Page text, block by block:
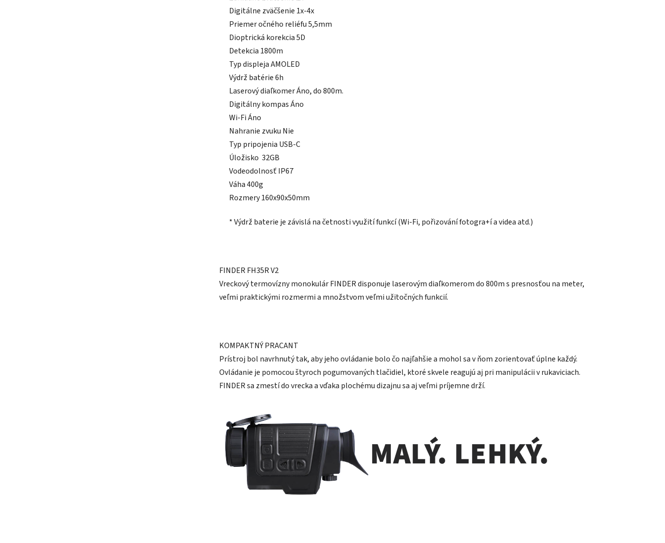
Digitálne zväčšenie 1x-4x
Priemer očného reliéfu 5,5mm
Dioptrická korekcia 5D
Detekcia 1800m
Typ displeja AMOLED
Výdrž batérie 6h
Laserový diaľkomer Áno, do 800m.
Digitálny kompas Áno
Wi-Fi Áno
Nahranie zvuku Nie
Typ pripojenia USB-C
Úložisko 32GB
Vodeodolnosť IP67
Váha 400g
Rozmery 160x90x50mm
* Výdrž baterie je závislá na četnosti využití funkcí (Wi-Fi, pořizování fotogra+í a videa atd.)
FINDER FH35R V2
Vreckový termovízny monokulár FINDER disponuje laserovým diaľkomerom do 800m s presnosťou na meter,
veľmi praktickými rozmermi a množstvom veľmi užitočných funkcií.
KOMPAKTNÝ PRACANT
Prístroj bol navrhnutý tak, aby jeho ovládanie bolo čo najľahšie a mohol sa v ňom zorientovať úplne každý.
Ovládanie je pomocou štyroch pogumovaných tlačidiel, ktoré skvele reagujú aj pri manipulácii v rukaviciach.
FINDER sa zmestí do vrecka a vďaka plochému dizajnu sa aj veľmi príjemne drží.